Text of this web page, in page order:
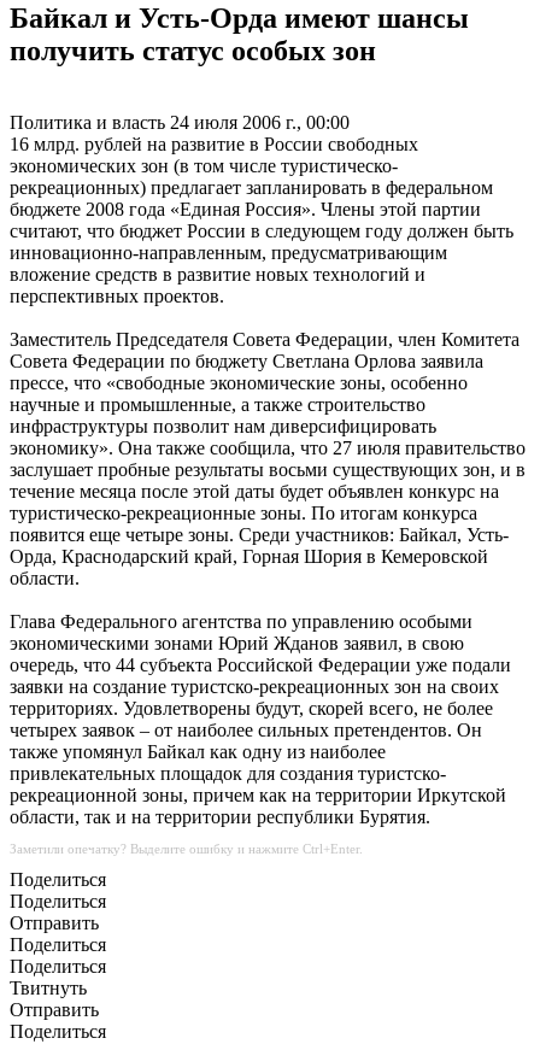
Байкал и Усть-Орда имеют шансы
получить статус особых зон
Политика и власть 24 июля 2006 г., 00:00
16 млрд. рублей на развитие в России свободных
экономических зон (в том числе туристическо-
рекреационных) предлагает запланировать в федеральном
бюджете 2008 года «Единая Россия». Члены этой партии
считают, что бюджет России в следующем году должен быть
инновационно-направленным, предусматривающим
вложение средств в развитие новых технологий и
перспективных проектов.
Заместитель Председателя Совета Федерации, член Комитета
Совета Федерации по бюджету Светлана Орлова заявила
прессе, что «свободные экономические зоны, особенно
научные и промышленные, а также строительство
инфраструктуры позволит нам диверсифицировать
экономику». Она также сообщила, что 27 июля правительство
заслушает пробные результаты восьми существующих зон, и в
течение месяца после этой даты будет объявлен конкурс на
туристическо-рекреационные зоны. По итогам конкурса
появится еще четыре зоны. Среди участников: Байкал, Усть-
Орда, Краснодарский край, Горная Шория в Кемеровской
области.
Глава Федерального агентства по управлению особыми
экономическими зонами Юрий Жданов заявил, в свою
очередь, что 44 субъекта Российской Федерации уже подали
заявки на создание туристско-рекреационных зон на своих
территориях. Удовлетворены будут, скорей всего, не более
четырех заявок – от наиболее сильных претендентов. Он
также упомянул Байкал как одну из наиболее
привлекательных площадок для создания туристско-
рекреационной зоны, причем как на территории Иркутской
области, так и на территории республики Бурятия.
Заметили опечатку? Выделите ошибку и нажмите Ctrl+Enter.
Поделиться
Поделиться
Отправить
Поделиться
Поделиться
Твитнуть
Отправить
Поделиться